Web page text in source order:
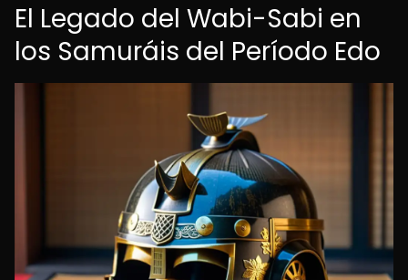
El Legado del Wabi-Sabi en
los Samuráis del Período Edo